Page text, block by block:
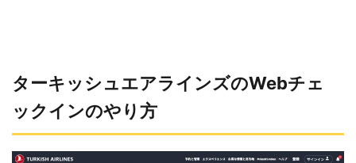
ターキッシュエアラインズのWebチェ
ックインのやり方